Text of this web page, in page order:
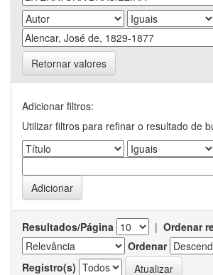
Retornar valores
Adicionar filtros:
Utilizar filtros para refinar o resultado de
Resultados/Página | Ordenar
Ordenar
Registro(s)